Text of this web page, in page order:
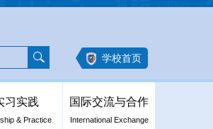
学校首页
习实践
& Practice
国际交流与合作
International Exchange